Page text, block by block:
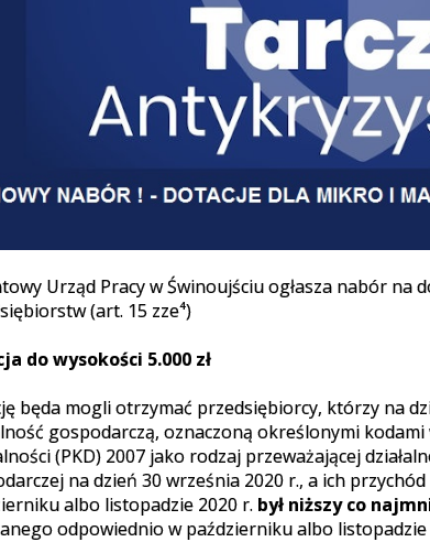
Urząd Pracy w Świnoujściu ogłasza nabór na
(art. 15 zze⁴)
do wysokości 5.000 zł
będa mogli otrzymać przedsiębiorcy, którzy na
gospodarczą, oznaczoną określonymi kodami
(PKD) 2007 jako rodzaj przeważającej
na dzień 30 września 2020 r., a ich
albo listopadzie 2020 r. był niższy co
odpowiednio w październiku albo listopadzie